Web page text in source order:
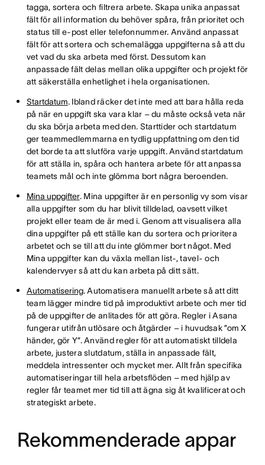
tagga, sortera och filtrera arbete. Skapa unika anpassat
fält för all information du behöver spåra, från prioritet och
status till e-post eller telefonnummer. Använd anpassat
fält för att sortera och schemalägga uppgifterna så att du
vet vad du ska arbeta med först. Dessutom kan
anpassade fält delas mellan olika uppgifter och projekt för
att säkerställa enhetlighet i hela organisationen.
Startdatum. Ibland räcker det inte med att bara hålla reda
på när en uppgift ska vara klar – du måste också veta när
du ska börja arbeta med den. Starttider och startdatum
ger teammedlemmarna en tydlig uppfattning om den tid
det borde ta att slutföra varje uppgift. Använd startdatum
för att ställa in, spåra och hantera arbete för att anpassa
teamets mål och inte glömma bort några beroenden.
Mina uppgifter. Mina uppgifter är en personlig vy som visar
alla uppgifter som du har blivit tilldelad, oavsett vilket
projekt eller team de är med i. Genom att visualisera alla
dina uppgifter på ett ställe kan du sortera och prioritera
arbetet och se till att du inte glömmer bort något. Med
Mina uppgifter kan du växla mellan list-, tavel- och
kalendervyer så att du kan arbeta på ditt sätt.
Automatisering. Automatisera manuellt arbete så att ditt
team lägger mindre tid på improduktivt arbete och mer tid
på de uppgifter de anlitades för att göra. Regler i Asana
fungerar utifrån utlösare och åtgärder – i huvudsak ”om X
händer, gör Y”. Använd regler för att automatiskt tilldela
arbete, justera slutdatum, ställa in anpassade fält,
meddela intressenter och mycket mer. Allt från specifika
automatiseringar till hela arbetsflöden – med hjälp av
regler får teamet mer tid till att ägna sig åt kvalificerat och
strategiskt arbete.
Rekommenderade appar